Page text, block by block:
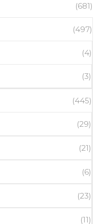
(681)
(497)
(4)
(3)
(445)
(29)
(21)
(6)
(23)
(11)